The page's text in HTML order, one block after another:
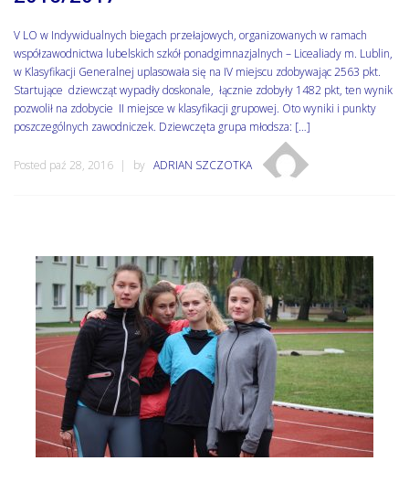
V LO w Indywidualnych biegach przełajowych, organizowanych w ramach
współzawodnictwa lubelskich szkół ponadgimnazjalnych – Licealiady m. Lublin,
w Klasyfikacji Generalnej uplasowała się na IV miejscu zdobywając 2563 pkt.
Startujące dziewcząt wypadły doskonale, łącznie zdobyły 1482 pkt, ten wynik
pozwolił na zdobycie II miejsce w klasyfikacji grupowej. Oto wyniki i punkty
poszczególnych zawodniczek. Dziewczęta grupa młodsza: […]
Posted paź 28, 2016 by ADRIAN SZCZOTKA